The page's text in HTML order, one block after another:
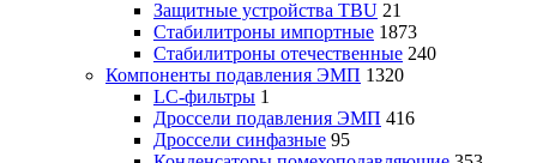
Защитные устройства TBU 21
Стабилитроны импортные 1873
Стабилитроны отечественные 240
Компоненты подавления ЭМП 1320
LC-фильтры 1
Дроссели подавления ЭМП 416
Дроссели синфазные 95